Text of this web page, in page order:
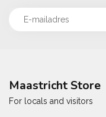
Maastricht Store
For locals and visitors